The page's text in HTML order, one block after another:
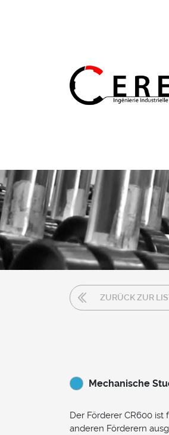
ZURÜCK ZUR
Mechanische
Der Förderer CR600
anderen Förderern